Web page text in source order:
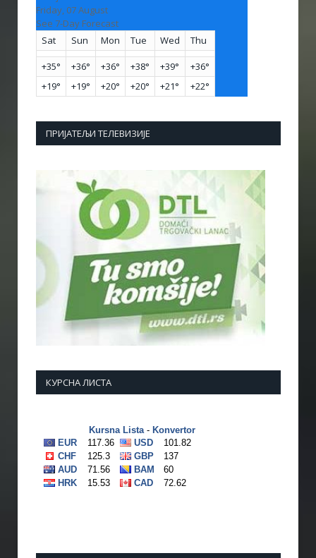
Friday, 07 August
See 7-Day Forecast
Sat
Sun Mon Tue Wed Thu
+35° +36° +36° +38° +39° +36°
+19° +19° +20° +20° +21° +22°
ПРИЈАТЕЉИ ТЕЛЕВИЗИЈЕ
КУРСНА ЛИСТА